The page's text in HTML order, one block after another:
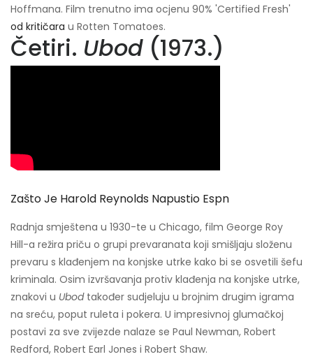
Hoffmana. Film trenutno ima ocjenu 90% 'Certified Fresh'
od kritičara u Rotten Tomatoes.
Četiri. Ubod (1973.)
Zašto Je Harold Reynolds Napustio Espn
Radnja smještena u 1930-te u Chicago, film George Roy
Hill-a režira priču o grupi prevaranata koji smišljaju složenu
prevaru s klađenjem na konjske utrke kako bi se osvetili šefu
kriminala. Osim izvršavanja protiv klađenja na konjske utrke,
znakovi u Ubodtakođer sudjeluju u brojnim drugim igrama
na sreću, poput ruleta i pokera. U impresivnoj glumačkoj
postavi za sve zvijezde nalaze se Paul Newman, Robert
Redford, Robert Earl Jones i Robert Shaw.